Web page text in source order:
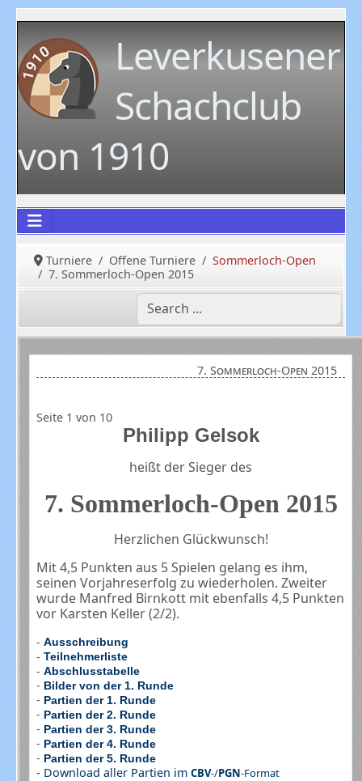
Leverkusener
Schachclub
von 1910
Turniere Offene Turniere
Sommerloch-Open
7. Sommerloch-Open 2015
7. Sommerloch-Open 2015
Seite 1 von 10
Philipp Gelsok
heißt der Sieger des
7. Sommerloch-Open 2015
Herzlichen Glückwunsch!
Mit 4,5 Punkten aus 5 Spielen gelang es ihm,
seinen Vorjahreserfolg zu wiederholen. Zweiter
wurde Manfred Birnkott mit ebenfalls 4,5 Punkten
vor Karsten Keller (2/2).
-Ausschreibung
-Teilnehmerliste
-Abschlusstabelle
- Bilder von der 1. Runde
- Partien der 1. Runde
- Partien der 2. Runde
- Partien der 3. Runde
- Partien der 4. Runde
- Partien der 5. Runde
- Download aller Partien imCBV-/PGN-Format